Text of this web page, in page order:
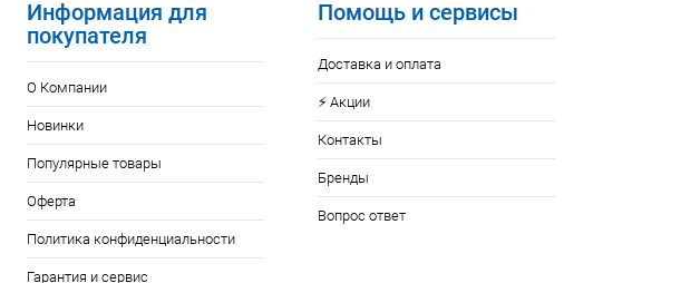
Информация для
покупателя
О Компании
Новинки
Популярные товары
Оферта
Политика конфиденциальности
Гарантия и сервис
Помощь и сервисы
Доставка и оплата
⚡️ Акции
Контакты
Бренды
Вопрос ответ